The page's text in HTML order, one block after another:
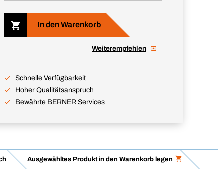
In den Warenkorb
Weiterempfehlen
Schnelle Verfügbarkeit
Hoher Qualitätsanspruch
Bewährte BERNER Services
Ausgewähltes Produkt in den Warenkorb legen